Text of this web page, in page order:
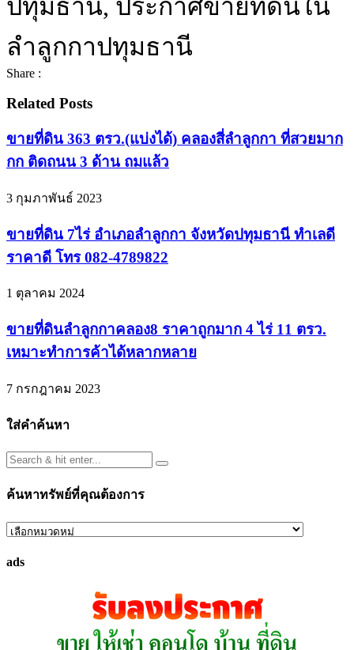
ปทุมธานี, ประกาศขายที่ดินใน
ลำลูกกาปทุมธานี
Share :
Related Posts
ขายที่ดิน 363 ตรว.(แบ่งได้) คลองสี่ลำลูกกา ที่สวยมาก
กก ติดถนน 3 ด้าน ถมแล้ว
3 กุมภาพันธ์ 2023
ขายที่ดิน 7ไร่ อำเภอลำลูกกา จังหวัดปทุมธานี ทำเลดี
ราคาดี โทร 082-4789822
1 ตุลาคม 2024
ขายที่ดินลำลูกกาคลอง8 ราคาถูกมาก 4 ไร่ 11 ตรว.
เหมาะทำการค้าได้หลากหลาย
7 กรกฎาคม 2023
ใส่คำค้นหา
ค้นหาทรัพย์ที่คุณต้องการ
ค้นหา
ที่
ads